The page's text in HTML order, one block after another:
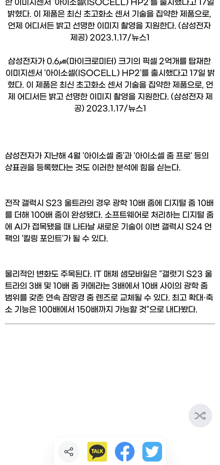
삼성전자가 0.6㎛(마이크로미터) 크기의 픽셀 2억개를 탑재한
이미지센서 '아이소셀(ISOCELL) HP2'를 출시했다고 17일 밝
혔다. 이 제품은 최신 초고화소 센서 기술을 집약한 제품으로, 언
제 어디서든 밝고 선명한 이미지 촬영을 지원한다. (삼성전자 제
공) 2023.1.17/뉴스1
삼성전자가 지난해 4월 '아이소셀 줌'과 '아이소셀 줌 프로' 등의
상표권을 등록했다는 것도 이러한 분석에 힘을 싣는다.
전작 갤럭시 S23 울트라의 경우 광학 10배 줌에 디지털 줌 10배
를 더해 100배 줌이 완성됐다. 소프트웨어로 처리하는 디지털 줌
에 AI가 접목됐을 때 나타날 새로운 기술이 이번 갤럭시 S24 언
팩의 '킬링 포인트'가 될 수 있다.
물리적인 변화도 주목된다. IT 매체 샘모바일은 "갤럿기 S23 울
트라의 3배 및 10배 줌 카메라는 3배에서 10배 사이의 광학 줌
범위를 갖춘 연속 잠망경 줌 렌즈로 교체될 수 있다. 최고 확대·축
소 기능은 100배에서 150배까지 가능할 것"으로 내다봤다.